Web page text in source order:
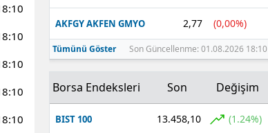
AKFGY AKFEN GMYO 2,77 (0,00%)
Tümünü Göster Son Güncellenme: 01.08.2026 18:10
Borsa Endeksleri Son Değişim
BIST 100 13.458,10 (1.24%)